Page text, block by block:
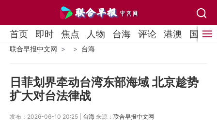
首页 即时 焦点 人物 台海 评论 港澳 国际
联合早报中文网 台海
日菲划界牵动台湾东部海域 北京趁势
扩大对台法律战
发布：2026-06-10 20:25 | 台海 来源： 联合早报中文网